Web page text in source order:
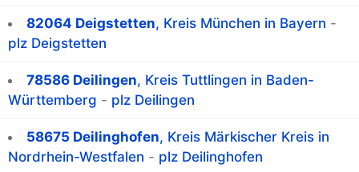
82064 Deigstetten, Kreis München in Bayern -
plz Deigstetten
78586 Deilingen, Kreis Tuttlingen in Baden-
Württemberg - plz Deilingen
58675 Deilinghofen, Kreis Märkischer Kreis in
Nordrhein-Westfalen - plz Deilinghofen